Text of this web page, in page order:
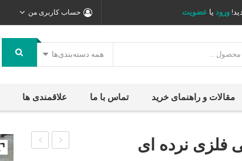
ورود یا عضویت حساب کاربری من
همه دسته‌بندی‌ها
مقالات و راهنمای خرید تماس با ما علاقمندی ها
فلزی نرده ای